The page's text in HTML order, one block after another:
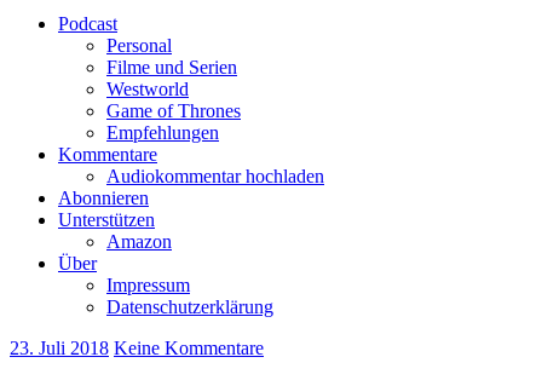
Podcast
Personal
Filme und Serien
Westworld
Game of Thrones
Empfehlungen
Kommentare
Audiokommentar hochladen
Abonnieren
Unterstützen
Amazon
Über
Impressum
Datenschutzerklärung
23. Juli 2018 Keine Kommentare